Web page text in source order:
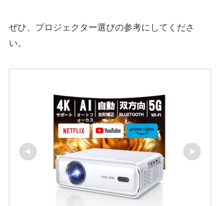
ぜひ、プロジェクター選びの参考にしてくださ
い。